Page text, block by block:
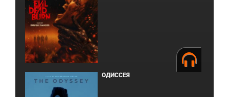
ОДИССЕЯ